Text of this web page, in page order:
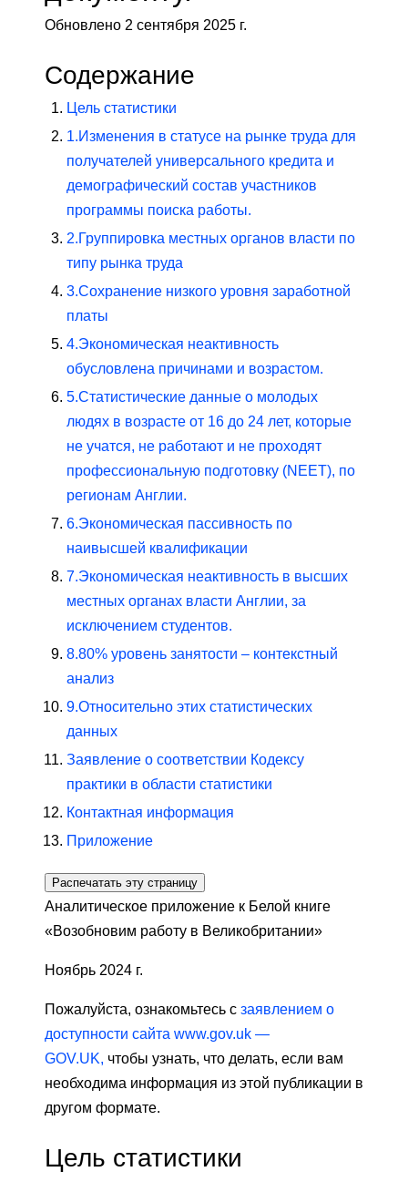
Обновлено 2 сентября 2025 г.
Содержание
Цель статистики
1.Изменения в статусе на рынке труда для
получателей универсального кредита и
демографический состав участников
программы поиска работы.
2.Группировка местных органов власти по
типу рынка труда
3.Сохранение низкого уровня заработной
платы
4.Экономическая неактивность
обусловлена ​​причинами и возрастом.
5.Статистические данные о молодых
людях в возрасте от 16 до 24 лет, которые
не учатся, не работают и не проходят
профессиональную подготовку (NEET), по
регионам Англии.
6.Экономическая пассивность по
наивысшей квалификации
7.Экономическая неактивность в высших
местных органах власти Англии, за
исключением студентов.
8.80% уровень занятости – контекстный
анализ
9.Относительно этих статистических
данных
Заявление о соответствии Кодексу
практики в области статистики
Контактная информация
Приложение
Распечатать эту страницу
Аналитическое приложение к Белой книге
«Возобновим работу в Великобритании»
Ноябрь 2024 г.
Пожалуйста, ознакомьтесь с заявлением о
доступности сайта www.gov.uk —
GOV.UK, чтобы узнать, что делать, если вам
необходима информация из этой публикации в
другом формате.
Цель статистики